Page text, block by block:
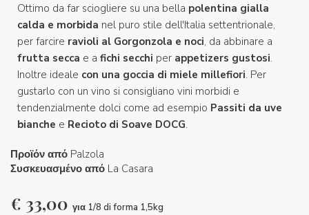
Ottimo da far sciogliere su una bella polentina gialla
calda e morbida nel puro stile dell'Italia settentrionale,
per farcire ravioli al Gorgonzola e noci, da abbinare a
frutta secca e a fichi secchi per appetizers gustosi.
Inoltre ideale con una goccia di miele millefiori. Per
gustarlo con un vino si consigliano vini morbidi e
tendenzialmente dolci come ad esempio Passiti da uve
bianche e Recioto di Soave DOCG.
Προϊόν από Palzola
Συσκευασμένο από La Casara
€ 33,00 για 1/8 di forma 1,5kg